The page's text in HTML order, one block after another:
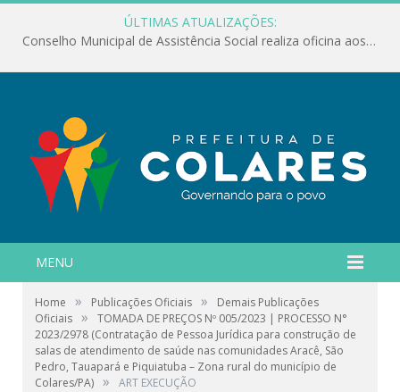
ÚLTIMAS ATUALIZAÇÕES:
Conselho Municipal de Assistência Social realiza oficina aos servidores
MENU
Home » Publicações Oficiais »
Demais Publicações
Oficiais »
TOMADA DE PREÇOS Nº 005/2023 | PROCESSO N°
2023/2978 (Contratação de Pessoa Jurídica para construção de
salas de atendimento de saúde nas comunidades Aracê, São
Pedro, Tauapará e Piquiatuba – Zona rural do município de
Colares/PA) » ART EXECUÇÃO